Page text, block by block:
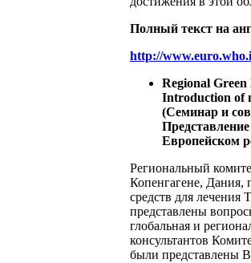
Полный текст на
http://
Regional
Introduction of
(Семинар и
Европейском
Региональный
Копенгагене, Дания,
средств для
представлены
глобальная и
консультантов
были представлены